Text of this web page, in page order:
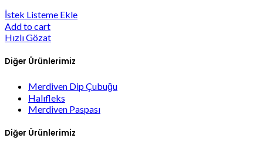
İstek Listeme Ekle
Add to cart
Hızlı Gözat
Diğer Ürünlerimiz
Merdiven Dip Çubuğu
Halıfleks
Merdiven Paspası
Diğer Ürünlerimiz